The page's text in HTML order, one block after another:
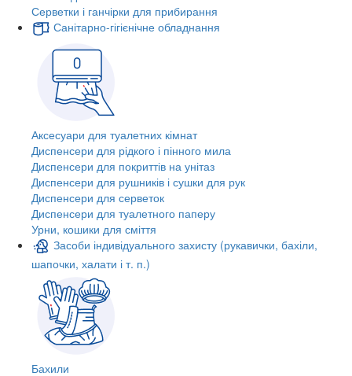
Серветки і ганчірки для прибирання
Санітарно-гігієнічне обладнання
Аксесуари для туалетних кімнат
Диспенсери для рідкого і пінного мила
Диспенсери для покриттів на унітаз
Диспенсери для рушників і сушки для рук
Диспенсери для серветок
Диспенсери для туалетного паперу
Урни, кошики для сміття
Засоби індивідуального захисту (рукавички, бахіли,
шапочки, халати і т. п.)
Бахили